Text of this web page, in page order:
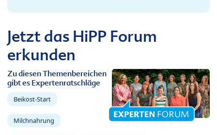
Jetzt das HiPP Forum
erkunden
Zu diesen Themenbereichen
gibt es Expertenratschläge
Beikost-Start
Milchnahrung